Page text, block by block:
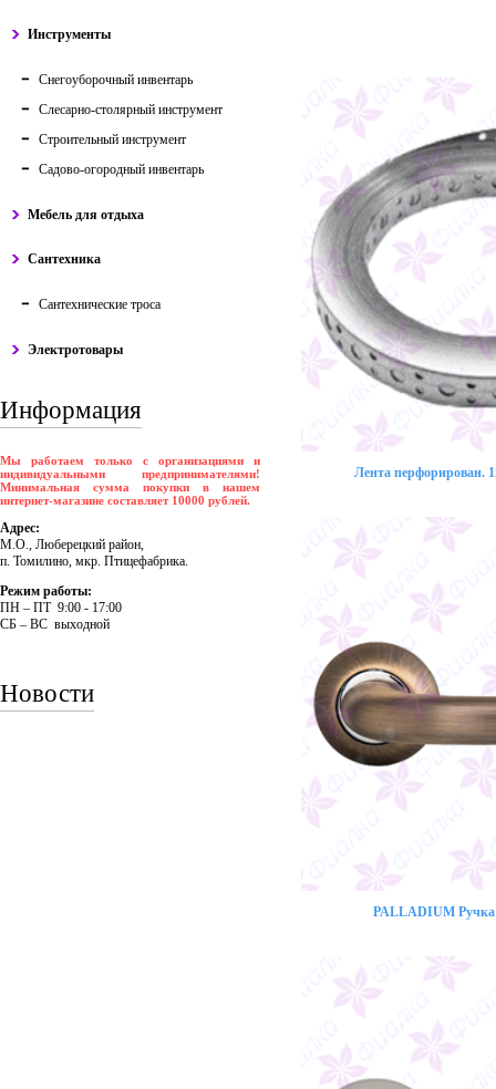
Инструменты
Снегоуборочный инвентарь
Слесарно-столярный инструмент
Строительный инструмент
Садово-огородный инвентарь
Мебель для отдыха
Сантехника
Сантехнические троса
Электротовары
Информация
Мы работаем только с организациями и
индивидуальными предпринимателями!
Минимальная сумма покупки в нашем
интернет-магазине составляет 10000 рублей.
Адрес:
М.О., Люберецкий район,
п. Томилино, мкр. Птицефабрика.
Режим работы:
ПH – ПT 9:00 - 17:00
CБ – BC выходной
Новости
Лента перфорирован.
PALLADIUM Ручка